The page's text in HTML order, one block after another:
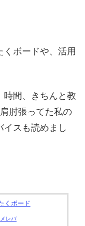
ボードや、活用
時間、きちんと教
肘張ってた私の
スも読めまし
くボード
レバ